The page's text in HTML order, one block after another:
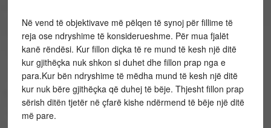
Në vend të objektivave më pëlqen të synoj për fillime të
reja ose ndryshime të konsiderueshme. Për mua fjalët
kanë rëndësi. Kur fillon diçka të re mund të kesh një ditë
kur gjithëçka nuk shkon si duhet dhe fillon prap nga e
para.Kur bën ndryshime të mëdha mund të kesh një ditë
kur nuk bëre gjithëçka që duhej të bëje. Thjesht fillon prap
sërish ditën tjetër në çfarë kishe ndërmend të bëje një ditë
më pare.